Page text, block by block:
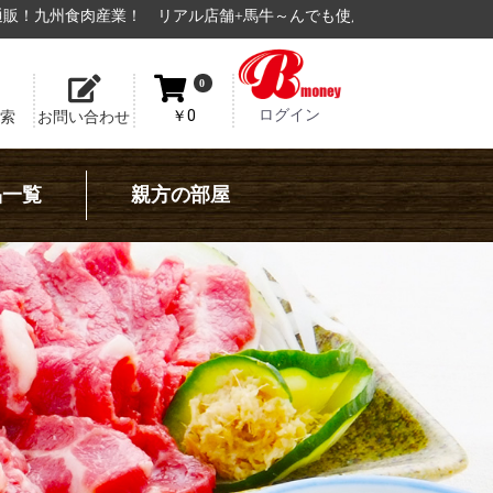
店舗+馬牛～んでも使用できる、電子マネー【Bmoney】
お問い合わせ
0
￥0 ログイン
覧 親方の部屋